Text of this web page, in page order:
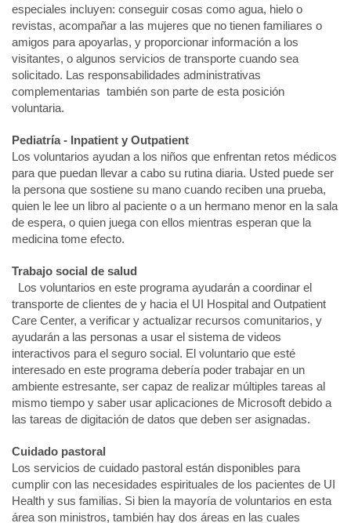
especiales incluyen: conseguir cosas como agua, hielo o
revistas, acompañar a las mujeres que no tienen familiares o
amigos para apoyarlas, y proporcionar información a los
visitantes, o algunos servicios de transporte cuando sea
solicitado. Las responsabilidades administrativas
complementarias también son parte de esta posición
voluntaria.
Pediatría - Inpatient y Outpatient
Los voluntarios ayudan a los niños que enfrentan retos médicos
para que puedan llevar a cabo su rutina diaria. Usted puede ser
la persona que sostiene su mano cuando reciben una prueba,
quien le lee un libro al paciente o a un hermano menor en la sala
de espera, o quien juega con ellos mientras esperan que la
medicina tome efecto.
Trabajo social de salud
Los voluntarios en este programa ayudarán a coordinar el
transporte de clientes de y hacia el UI Hospital and Outpatient
Care Center, a verificar y actualizar recursos comunitarios, y
ayudarán a las personas a usar el sistema de videos
interactivos para el seguro social. El voluntario que esté
interesado en este programa debería poder trabajar en un
ambiente estresante, ser capaz de realizar múltiples tareas al
mismo tiempo y saber usar aplicaciones de Microsoft debido a
las tareas de digitación de datos que deben ser asignadas.
Cuidado pastoral
Los servicios de cuidado pastoral están disponibles para
cumplir con las necesidades espirituales de los pacientes de UI
Health y sus familias. Si bien la mayoría de voluntarios en esta
área son ministros, también hay dos áreas en las cuales